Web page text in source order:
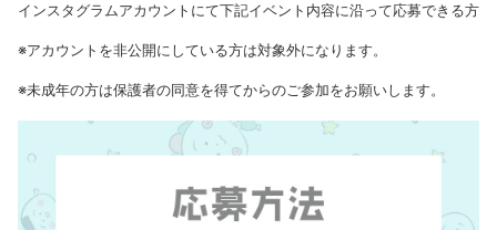
インスタグラムアカウントにて下記イベント内容に沿って応募できる方
※アカウントを非公開にしている方は対象外になります。
※未成年の方は保護者の同意を得てからのご参加をお願いします。